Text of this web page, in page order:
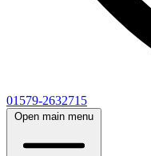
01579-2632715
Open main menu